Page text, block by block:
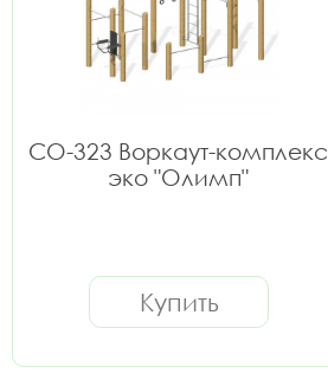
СО-323 Воркаут-комплекс
эко "Олимп"
Купить